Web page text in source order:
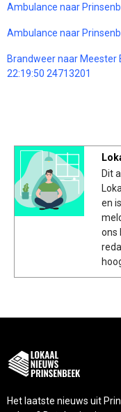
Ambulance naar
Ambulance naar
Brandweer naar Meester
22:19:50 24713201
Dit
en
ons
Het laatste nieuws uit